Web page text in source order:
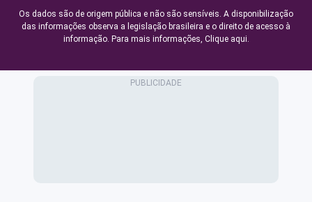
Os dados são de origem pública e não são sensíveis. A disponibilização
das informações observa a legislação brasileira e o direito de acesso à
informação. Para mais informações, Clique aqui.